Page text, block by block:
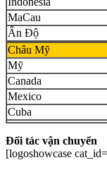
MaCau
Ấn Độ
Châu Mỹ
Mỹ
Canada
Mexico
Cuba
Đối tác vận chuyển
[logoshowcase